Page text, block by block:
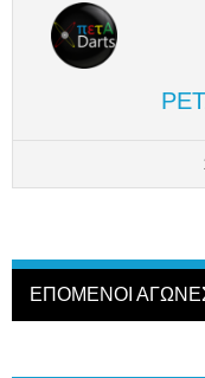
ΕΠΟΜΕΝΟΙ